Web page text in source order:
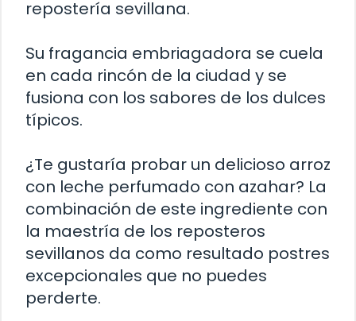
repostería sevillana.
Su fragancia embriagadora se cuela
en cada rincón de la ciudad y se
fusiona con los sabores de los dulces
típicos.
¿Te gustaría probar un delicioso arroz
con leche perfumado con azahar? La
combinación de este ingrediente con
la maestría de los reposteros
sevillanos da como resultado postres
excepcionales que no puedes
perderte.